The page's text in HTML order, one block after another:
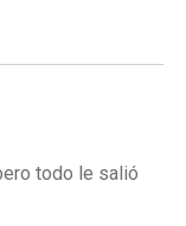
todo le salió